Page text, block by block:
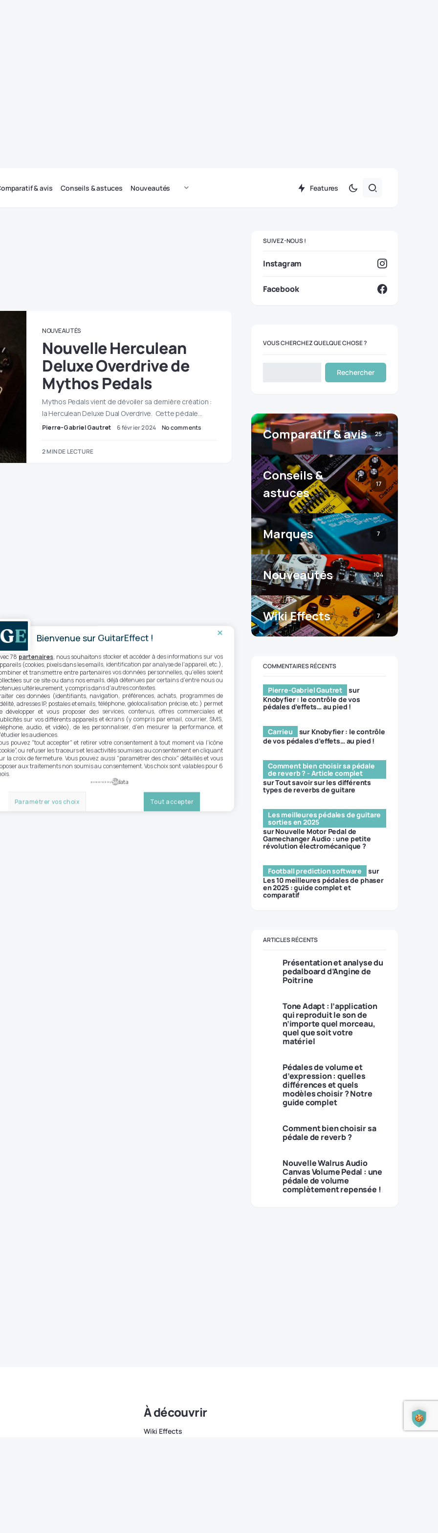
& avis Conseils & astuces Nouveautés Features
NOUVEAUTÉS
Nouvelle Herculean
Deluxe Overdrive de
Mythos Pedals
Mythos Pedals vient de dévoiler sa dernière création :
la Herculean Deluxe Dual Overdrive. Cette pédale…
Pierre-Gabriel Gautret 6 février 2024 No comments
2 MIN DE LECTURE
SUIVEZ-NOUS !
Instagram
Facebook
VOUS CHERCHEZ QUELQUE CHOSE ?
Rechercher
Comparatif & avis 25
Conseils &
astuces
17
Marques 7
Nouveautés 104
Wiki Effects 7
COMMENTAIRES RÉCENTS
Pierre-Gabriel Gautret
sur
Knobyfier : le contrôle de vos
pédales d’effets… au pied !
Carrieu sur Knobyfier : le contrôle
de vos pédales d’effets… au pied !
Comment bien choisir sa pédale
de reverb ? - Article complet
surTout savoir sur les différents
types de reverbs de guitare
Les meilleures pédales de guitare
sorties en 2025
surNouvelle Motor Pedal de
Gamechanger Audio : une petite
révolution électromécanique ?
Football prediction software
sur
Les 10 meilleures pédales de phaser
en 2025 : guide complet et
comparatif
ARTICLES RÉCENTS
Présentation et analyse du
pedalboard d’Angine de
Poitrine
Tone Adapt : l’application
qui reproduit le son de
n’importe quel morceau,
quel que soit votre
matériel
Pédales de volume et
d’expression : quelles
différences et quels
modèles choisir ? Notre
guide complet
Comment bien choisir sa
pédale de reverb ?
Nouvelle Walrus Audio
Canvas Volume Pedal : une
pédale de volume
complètement repensée !
À découvrir
Wiki Effects
Bienvenue sur GuitarEffect !
78 partenaires, nous souhaitons stocker et accéder à des informations sur vos
(cookies, pixels dans les emails, identification par analyse de l'appareil, etc.),
et transmettre entre partenaires vos données personnelles, qu'elles soient
sur ce site ou dans nos emails, déjà détenues par certains d'entre nous ou
ultérieurement, y compris dans d'autres contextes.
ces données (identifiants, navigation, préférences, achats, programmes de
adresses IP, postales et emails, téléphone, géolocalisation précise, etc.) permet
développer et vous proposer des services, contenus, offres commerciales et
sur vos différents appareils et écrans (y compris par email, courrier, SMS,
audio, et vidéo), de les personnaliser, d'en mesurer la performance, et
les audiences.
pouvez "tout accepter" et retirer votre consentement à tout moment via l'icône
ou refuser les traceurs et les activités soumises au consentement en cliquant
la croix de fermeture. Vous pouvez aussi "paramétrer des choix" détaillés et vous
aux traitements non soumis au consentement. Vos choix sont valables pour 6
powered by
Paramétrer vos choix Tout accepter